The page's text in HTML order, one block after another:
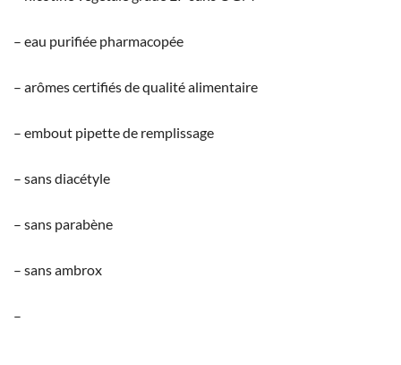
– eau purifiée pharmacopée
– arômes certifiés de qualité alimentaire
– embout pipette de remplissage
– sans diacétyle
– sans parabène
– sans ambrox
–